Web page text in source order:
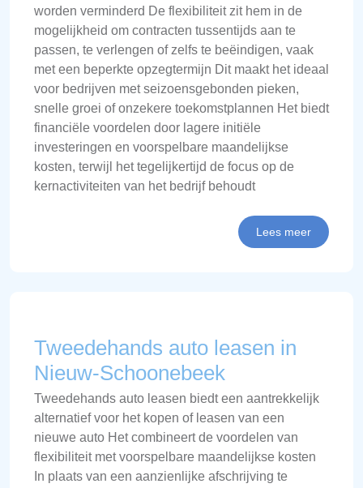
worden verminderd De flexibiliteit zit hem in de
mogelijkheid om contracten tussentijds aan te
passen, te verlengen of zelfs te beëindigen, vaak
met een beperkte opzegtermijn Dit maakt het ideaal
voor bedrijven met seizoensgebonden pieken,
snelle groei of onzekere toekomstplannen Het biedt
financiële voordelen door lagere initiële
investeringen en voorspelbare maandelijkse
kosten, terwijl het tegelijkertijd de focus op de
kernactiviteiten van het bedrijf behoudt
Lees meer
Tweedehands auto leasen in
Nieuw-Schoonebeek
Tweedehands auto leasen biedt een aantrekkelijk
alternatief voor het kopen of leasen van een
nieuwe auto Het combineert de voordelen van
flexibiliteit met voorspelbare maandelijkse kosten
In plaats van een aanzienlijke afschrijving te